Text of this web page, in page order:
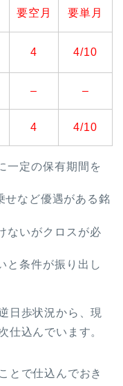
要空月 要単月
4 4/10
– –
4 4/10
一定の保有期間を
など優遇がある銘
ないがクロスが必
と条件が振り出し
日歩状況から、現
仕込んでいます。
とで仕込んでおき